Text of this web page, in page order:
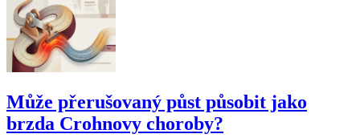
Může přerušovaný půst působit jako
brzda Crohnovy choroby?